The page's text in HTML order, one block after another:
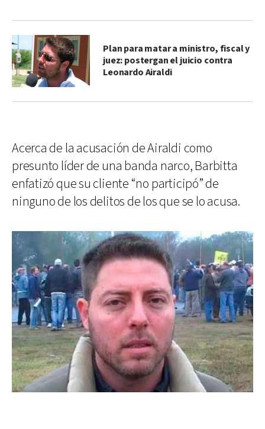
Plan para matar a ministro, fiscal y
juez: postergan el juicio contra
Leonardo Airaldi
Acerca de la acusación de Airaldi como
presunto líder de una banda narco, Barbitta
enfatizó que su cliente “no participó” de
ninguno de los delitos de los que se lo acusa.